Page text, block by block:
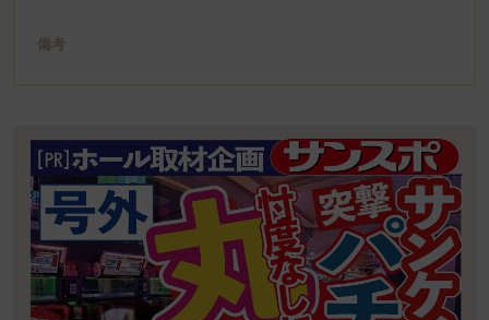
備考